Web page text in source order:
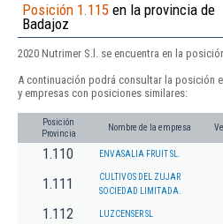
Posición 1.115 en la provincia de
Badajoz
2020 Nutrimer S.l. se encuentra en la
A continuación podrá consultar la posición
y empresas con posiciones similares:
Posición
Provincia
Nombre de la empresa
1.110 ENVASALIA FRUIT SL.
1.111
CULTIVOS DEL ZUJAR
SOCIEDAD LIMITADA.
1.112 LUZCENSER SL